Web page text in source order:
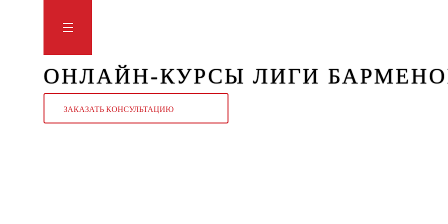
ОНЛАЙН-КУРСЫ ЛИГИ
ЗАКАЗАТЬ КОНСУЛЬТАЦИЮ